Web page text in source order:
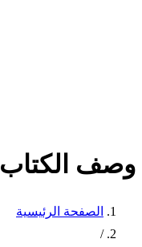
وصف الكتاب
الصفحة الرئيسية
/